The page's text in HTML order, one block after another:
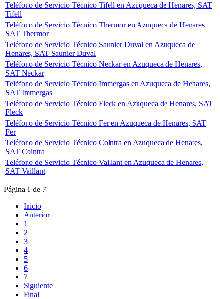
Teléfono de Servicio Técnico Tifell en Azuqueca de Henares, SAT
Tifell
Teléfono de Servicio Técnico Thermor en Azuqueca de Henares,
SAT Thermor
Teléfono de Servicio Técnico Saunier Duval en Azuqueca de
Henares, SAT Saunier Duval
Teléfono de Servicio Técnico Neckar en Azuqueca de Henares,
SAT Neckar
Teléfono de Servicio Técnico Immergas en Azuqueca de Henares,
SAT Immergas
Teléfono de Servicio Técnico Fleck en Azuqueca de Henares, SAT
Fleck
Teléfono de Servicio Técnico Fer en Azuqueca de Henares, SAT
Fer
Teléfono de Servicio Técnico Cointra en Azuqueca de Henares,
SAT Cointra
Teléfono de Servicio Técnico Vaillant en Azuqueca de Henares,
SAT Vaillant
Página 1 de 7
Inicio
Anterior
1
2
3
4
5
6
7
Siguiente
Final